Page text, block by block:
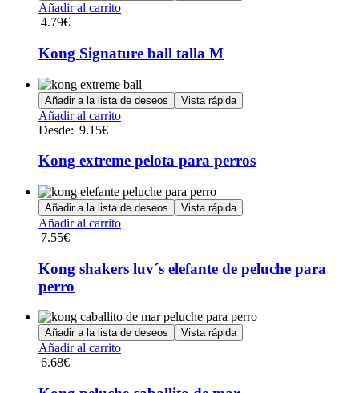
Añadir al carrito
4.79€
Kong Signature ball talla M
Añadir a la lista de deseos Vista rápida
Añadir al carritoEste
múltiples
variantes.
Las
opciones
se
pueden
la
producto
Desde: 9.15€
Kong extreme pelota para perros
Añadir a la lista de deseos Vista rápida
Añadir al carrito
7.55€
Kong shakers luv´s elefante de peluche para
perro
Añadir a la lista de deseos Vista rápida
Añadir al carrito
6.68€